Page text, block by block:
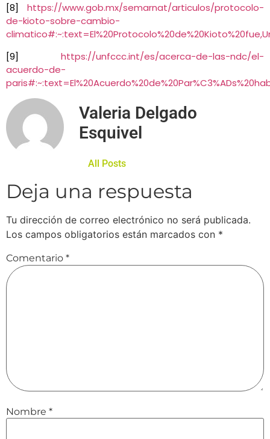
[8] https://www.gob.mx/semarnat/articulos/protocolo-
de-kioto-sobre-cambio-
[9] https://unfccc.int/es/acerca-de-las-ndc/el-
acuerdo-de-
Valeria Delgado
Esquivel
All Posts
Deja una respuesta
Tu dirección de correo electrónico no será publicada.
Los campos obligatorios están marcados con *
Comentario *
Nombre *